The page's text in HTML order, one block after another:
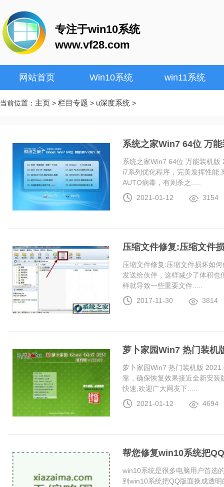
专注于win10系统
www.vf28.com
网站首页 Win10系统 win11系统
当前位置： 主页 > 栏目专题 > u深度系统 >
系统之家Win7 64位 万
系统之家Win7 64位 万能装机
i7系列优化程序，完美发挥性能
AUTO病毒，有则杀之.....
2021-01-12
3154
压缩文件修复:压缩文件
压缩文件修复:压缩文件损坏如
发送给伙伴，这样减少了体积
样就导致一些重要文件.....
2017-11-30
3814
萝卜家园Win7 热门装机
萝卜家园Win7 热门装机版
靠，确保恢复效果接近全新安
快速,欢迎广大网友下.....
2021-01-12
4694
帮您修复win10系统把
win10系统是很多电脑用户首选
到win10系统把QQ版面换成透